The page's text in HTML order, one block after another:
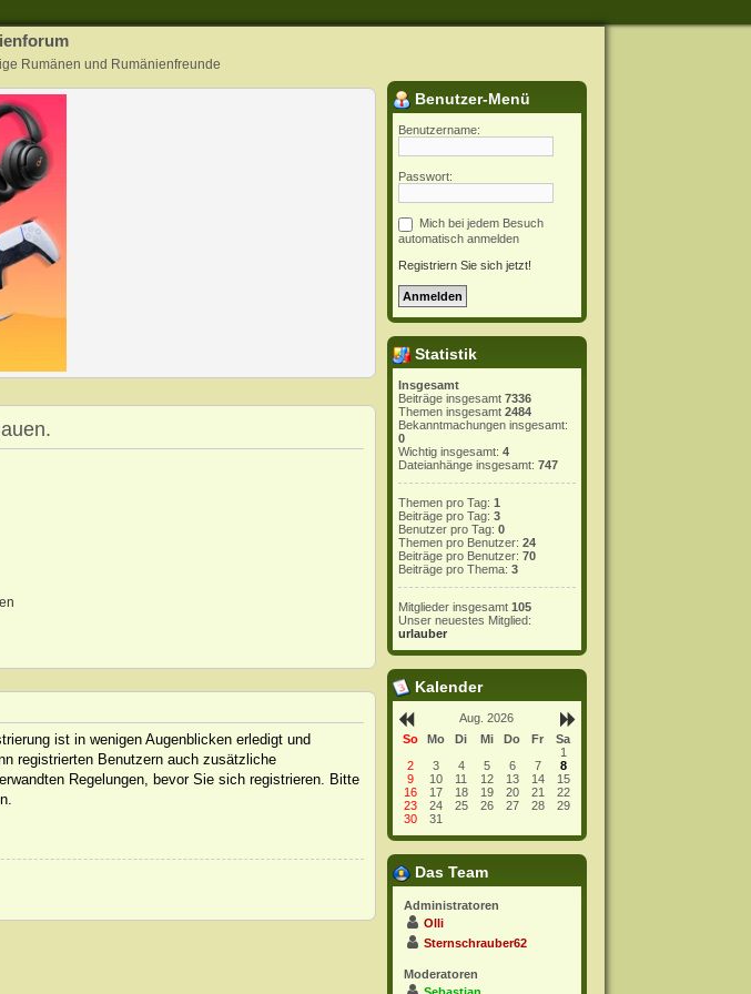
Rumänen und Rumänienfreunde
ist in wenigen Augenblicken erledigt und
registrierten Benutzern auch zusätzliche
Regelungen, bevor Sie sich registrieren. Bitte
Benutzer-Menü
Benutzername:
Passwort:
Mich bei jedem Besuch
automatisch anmelden
Registriern Sie sich jetzt!
Statistik
Insgesamt
Beiträge insgesamt 7336
Themen insgesamt2484
Bekanntmachungen insgesamt:
0
Wichtig insgesamt:4
Dateianhänge insgesamt: 747
Themen pro Tag:1
Beiträge pro Tag:3
Benutzer pro Tag:0
Themen pro Benutzer:24
Beiträge pro Benutzer: 70
Beiträge pro Thema:3
Mitglieder insgesamt105
Unser neuestes Mitglied:
urlauber
Kalender
Aug. 2026
So
Mo Di Mi Do Fr
Sa
1
2
3 4 5 6 7
8
9
10 11 12 13 14
15
16
17 18 19 20 21
22
23
24 25 26 27 28
29
30
31
Das Team
Administratoren
Olli
Sternschrauber62
Moderatoren